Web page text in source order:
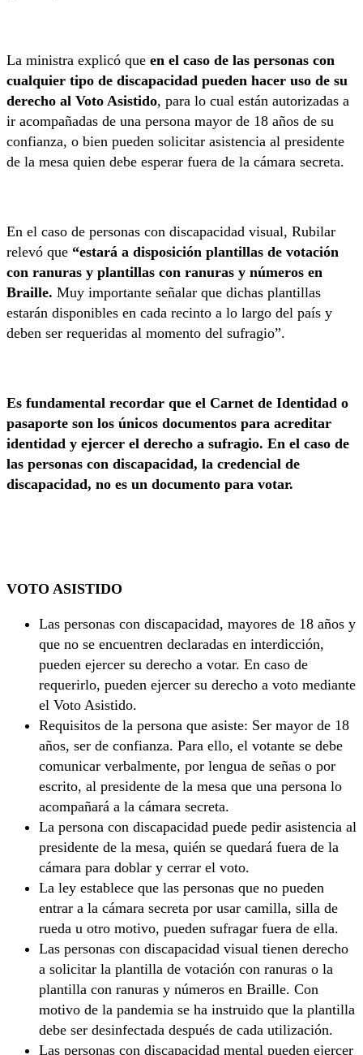
La ministra explicó que en el caso de las personas con
cualquier tipo de discapacidad pueden hacer uso de su
derecho al Voto Asistido, para lo cual están autorizadas a
ir acompañadas de una persona mayor de 18 años de su
confianza, o bien pueden solicitar asistencia al presidente
de la mesa quien debe esperar fuera de la cámara secreta.
En el caso de personas con discapacidad visual, Rubilar
relevó que “estará a disposición plantillas de votación
con ranuras y plantillas con ranuras y números en
Braille. Muy importante señalar que dichas plantillas
estarán disponibles en cada recinto a lo largo del país y
deben ser requeridas al momento del sufragio”.
Es fundamental recordar que el Carnet de Identidad o
pasaporte son los únicos documentos para acreditar
identidad y ejercer el derecho a sufragio. En el caso de
las personas con discapacidad, la credencial de
discapacidad, no es un documento para votar.
VOTO ASISTIDO
Las personas con discapacidad, mayores de 18 años y
que no se encuentren declaradas en interdicción,
pueden ejercer su derecho a votar. En caso de
requerirlo, pueden ejercer su derecho a voto mediante
el Voto Asistido.
Requisitos de la persona que asiste: Ser mayor de 18
años, ser de confianza. Para ello, el votante se debe
comunicar verbalmente, por lengua de señas o por
escrito, al presidente de la mesa que una persona lo
acompañará a la cámara secreta.
La persona con discapacidad puede pedir asistencia al
presidente de la mesa, quién se quedará fuera de la
cámara para doblar y cerrar el voto.
La ley establece que las personas que no pueden
entrar a la cámara secreta por usar camilla, silla de
rueda u otro motivo, pueden sufragar fuera de ella.
Las personas con discapacidad visual tienen derecho
a solicitar la plantilla de votación con ranuras o la
plantilla con ranuras y números en Braille. Con
motivo de la pandemia se ha instruido que la plantilla
debe ser desinfectada después de cada utilización.
Las personas con discapacidad mental pueden ejercer